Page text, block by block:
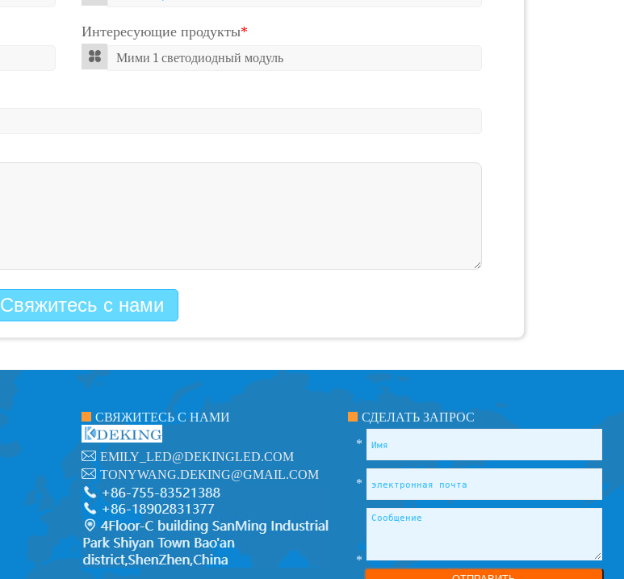
Интересующие продукты*
Свяжитесь с нами
СВЯЖИТЕСЬ С НАМИ
EMILY_LED@DEKINGLED.COM
TONYWANG.DEKING@GMAIL.COM
СДЕЛАТЬ ЗАПРОС
*
*
*